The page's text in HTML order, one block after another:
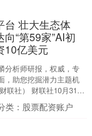
台 壮大生态体
“第59家”AI初
10亿美元
分析师研报，权威，专
，助您挖掘潜力主题机
联社） 财联社10月31日
）据业内人士透露，“AI
类： 股票配资账户